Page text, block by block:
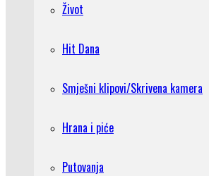
Život
Hit Dana
Smješni klipovi/Skrivena kamera
Hrana i piće
Putovanja